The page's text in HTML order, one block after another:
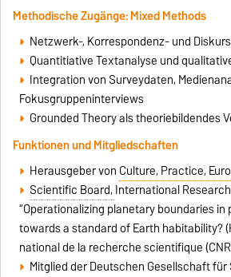
Methodische Zugänge: Mixed Methods
Netzwerk-, Korrespondenz- und
Quantitiative Textanalyse und
Integration von Surveydaten,
Fokusgruppeninterviews
Grounded Theory als theoriebildendes
Funktionen und Mitgliedschaften
Herausgeber von Culture, Practice,
Scientific Board, International
“Operationalizing planetary boundaries in
towards a standard of Earth habitability?
national de la recherche scientifique
Mitglied der Deutschen Gesellschaft für